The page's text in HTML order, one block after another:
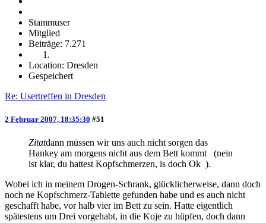
Stammuser
Mitglied
Beiträge: 7.271
Location: Dresden
Gespeichert
Re: Usertreffen in Dresden
2 Februar 2007, 18:35:30 #51
Zitatdann müssen wir uns auch nicht sorgen das
Hankey am morgens nicht aus dem Bett kommt (nein
ist klar, du hattest Kopfschmerzen, is doch Ok ).
Wobei ich in meinem Drogen-Schrank, glücklicherweise, dann doch
noch ne Kopfschmerz-Tablette gefunden habe und es auch nicht
geschafft habe, vor halb vier im Bett zu sein. Hatte eigentlich
spätestens um Drei vorgehabt, in die Koje zu hüpfen, doch dann